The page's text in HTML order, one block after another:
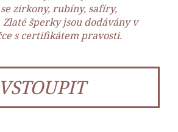
zirkony, rubíny, safíry,
šperky jsou dodávány v
s certifikátem pravosti.
VSTOUPIT